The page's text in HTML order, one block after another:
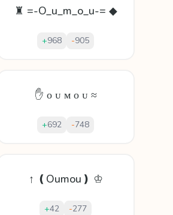
♜ =-O_u_m_o_u-= ◆
+968 -905
✋ ᴏ ᴜ ᴍ ᴏ ᴜ ≈
+692 -748
↑ ❪Oumou❫ ♔
+42 -277